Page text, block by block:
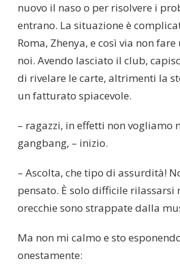
nuovo il naso o per risolvere i
entrano. La situazione è
Roma, Zhenya, e così via non fare
noi. Avendo lasciato il club,
di rivelare le carte, altrimenti la
un fatturato spiacevole.
– ragazzi, in effetti non vogliamo
gangbang, – inizio.
– Ascolta, che tipo di assurdità!
pensato. È solo difficile rilassarsi
orecchie sono strappate dalla
Ma non mi calmo e sto
onestamente: